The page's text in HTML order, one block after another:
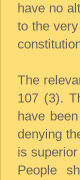
have no
to the
The
107 (3).
have
denying
is
People